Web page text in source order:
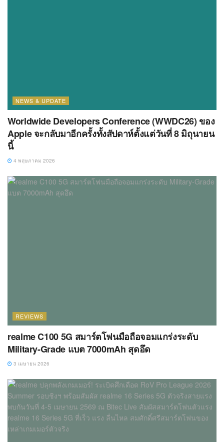
NEWS & UPDATE
Worldwide Developers Conference (WWDC26) ของ
Apple จะกลับมาอีกครั้งทั้งสัปดาห์ตั้งแต่วันที่ 8 มิถุนายน
นี้
4 พฤษภาคม 2026
REVIEWS
realme C100 5G สมาร์ตโฟนมือถือจอมแกร่งระดับ
Military-Grade แบต 7000mAh สุดอึด
3 เมษายน 2026